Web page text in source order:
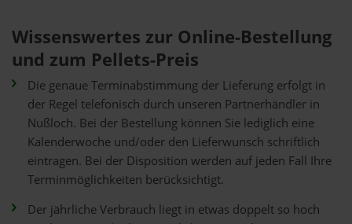
Wissenswertes zur Online-Bestellung
und zum Pellets-Preis
Die genaue Terminabstimmung der Lieferung erfolgt in
der Regel telefonisch durch unseren Partnerhändler in
Nußloch. Bei der Bestellung können Sie lediglich eine
Kalenderwoche und/oder den Lieferwunsch schriftlich
eintragen. Bei der Disposition werden auf jeden Fall Ihre
Terminmöglichkeiten berücksichtigt.
Der jährliche Verbrauch liegt in etwas doppelt so hoch